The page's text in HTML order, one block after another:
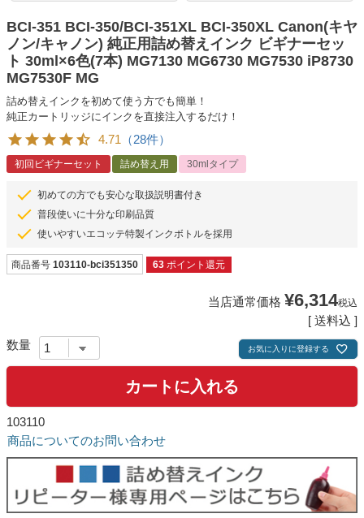
説明書ダウンロード
BCI-351 BCI-350/BCI-351XL BCI-350XL Canon(キヤ
ノン/キャノン) 純正用詰め替えインク ビギナーセッ
ト 30ml×6色(7本) MG7130 MG6730 MG7530 iP8730
MG7530F MG
詰め替えインクを初めて使う方でも簡単！
純正カートリッジにインクを直接注入するだけ！
4.71 （28件）
初回ビギナーセット 詰め替え用 30mlタイプ
初めての方でも安心な取扱説明書付き
普段使いに十分な印刷品質
使いやすいエコッテ特製インクボトルを採用
商品番号 103110-bci351350 63 ポイント還元
当店通常価格 ¥6,314税込
送料込
お気に入りに登録する
カートに入れる
103110
商品についてのお問い合わせ